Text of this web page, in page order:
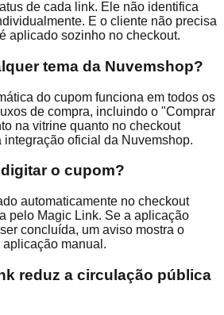
de cada link. Ele não identifica
E o cliente não precisa
aplicado sozinho no checkout.
tema da Nuvemshop?
do cupom funciona em todos os
de compra, incluindo o "Comprar
na vitrine quanto no checkout
oficial da Nuvemshop.
o cupom?
automaticamente no checkout
pelo Magic Link. Se a aplicação
concluída, um aviso mostra o
manual.
reduz a circulação pública